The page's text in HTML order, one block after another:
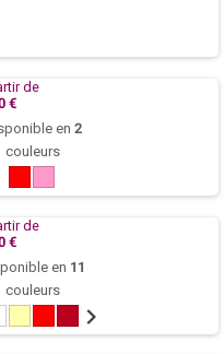
de
€
en 2
couleurs
de
€
en 11
couleurs
RougeBordeaux
Rose
azur